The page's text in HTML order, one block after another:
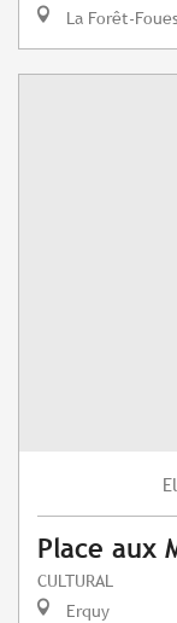
La Forêt-
El
Place aux
CULTURAL
Erquy